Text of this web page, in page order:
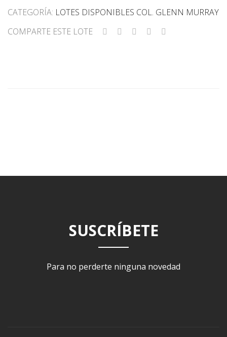
CATEGORÍA: LOTES DISPONIBLES COL. GLENN MURRAY
COMPARTE ESTE LOTE
SUSCRÍBETE
Para no perderte ninguna novedad